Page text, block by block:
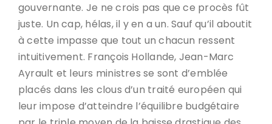
gouvernante. Je ne crois pas que ce procès fût
juste. Un cap, hélas, il y en a un. Sauf qu’il aboutit
à cette impasse que tout un chacun ressent
intuitivement. François Hollande, Jean-Marc
Ayrault et leurs ministres se sont d’emblée
placés dans les clous d’un traité européen qui
leur impose d’atteindre l’équilibre budgétaire